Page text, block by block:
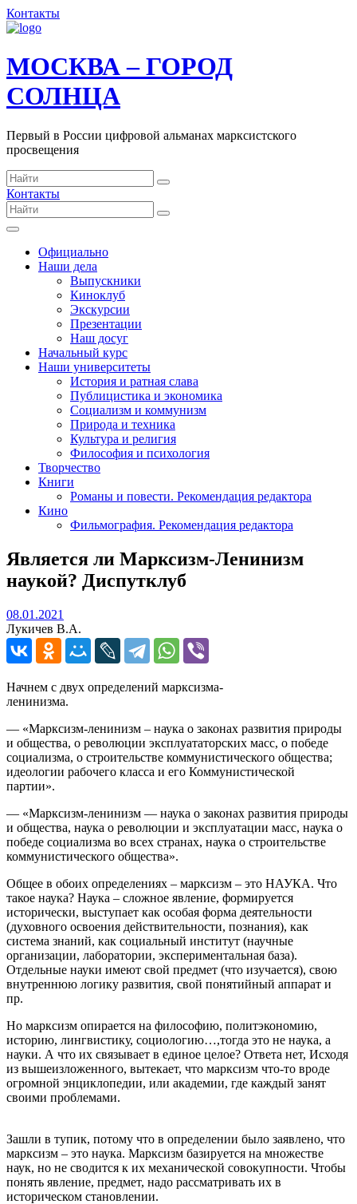
Контакты
МОСКВА – ГОРОД
СОЛНЦА
Первый в России цифровой альманах марксистского
просвещения
Контакты
Официально
Наши дела
Выпускники
Киноклуб
Экскурсии
Презентации
Наш досуг
Начальный курс
Наши университеты
История и ратная слава
Публицистика и экономика
Социализм и коммунизм
Природа и техника
Культура и религия
Философия и психология
Творчество
Книги
Романы и повести. Рекомендация редактора
Кино
Фильмография. Рекомендация редактора
Является ли Марксизм-Ленинизм
наукой? Диспутклуб
08.01.2021
Лукичев В.А.
Начнем с двух определений марксизма-
ленинизма.
— «Марксизм-ленинизм – наука о законах развития природы
и общества, о революции эксплуататорских масс, о победе
социализма, о строительстве коммунистического общества;
идеологии рабочего класса и его Коммунистической
партии».
— «Марксизм-ленинизм — наука о законах развития природы
и общества, наука о революции и эксплуатации масс, наука о
победе социализма во всех странах, наука о строительстве
коммунистического общества».
Общее в обоих определениях – марксизм – это НАУКА. Что
такое наука? Наука – сложное явление, формируется
исторически, выступает как особая форма деятельности
(духовного освоения действительности, познания), как
система знаний, как социальный институт (научные
организации, лаборатории, экспериментальная база).
Отдельные науки имеют свой предмет (что изучается), свою
внутреннюю логику развития, свой понятийный аппарат и
пр.
Но марксизм опирается на философию, политэкономию,
историю, лингвистику, социологию…,тогда это не наука, а
науки. А что их связывает в единое целое? Ответа нет, Исходя
из вышеизложенного, вытекает, что марксизм что-то вроде
огромной энциклопедии, или академии, где каждый занят
своими проблемами.
Зашли в тупик, потому что в определении было заявлено, что
марксизм – это наука. Марксизм базируется на множестве
наук, но не сводится к их механической совокупности. Чтобы
понять явление, предмет, надо рассматривать их в
историческом становлении.